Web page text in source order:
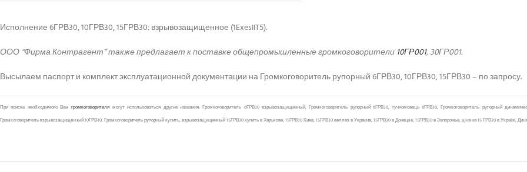
Исполнение 6ГРВ30, 10ГРВ30, 15ГРВ30: взрывозащищенное (1ExesIIT5).
ООО “Фирма Контрагент” также предлагает к поставке общепромышленные громкоговорители 10ГР001, 30ГР001.
Высылаем паспорт и комплект эксплуатационной документации на Громкоговоритель рупорный 6ГРВ30, 10ГРВ30, 15ГРВ30 – по запросу.
При поиске необходимого Вамгромкоговорителя могут использоваться другие названия: Громкоговоритель 6ГРВ30 взрывозащищенный, Громкоговоритель рупорный 6ГРВ30, гучномовець 6ГРВ30, Громкоговоритель рупорный
Громкоговоритель взрывозащищенный 10ГРВ30, Громкоговоритель рупорный купить, взрывозащищенный 15ГРВ30 купить в Харькове, 15ГРВ30 Киев, 15ГРВ30 веллез в Украине, 15ГРВ30 в Донецке, 15ГРВ30 в Запорожье, ціна на 15 ГРВ30 в Україні,